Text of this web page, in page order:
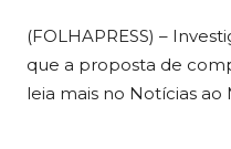
(FOLHAPRESS) –
que a proposta de
leia mais no Notícias ao